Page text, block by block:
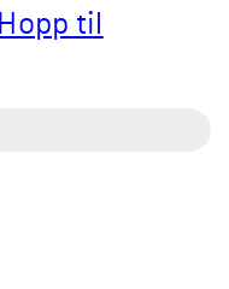
Hopp til